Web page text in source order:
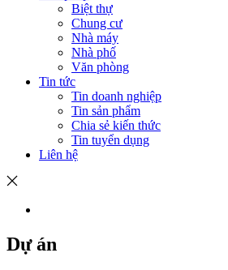
Biệt thự
Chung cư
Nhà máy
Nhà phố
Văn phòng
Tin tức
Tin doanh nghiệp
Tin sản phẩm
Chia sẻ kiến thức
Tin tuyển dụng
Liên hệ
Dự án